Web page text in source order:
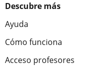
Descubre más
Ayuda
Cómo funciona
Acceso profesores